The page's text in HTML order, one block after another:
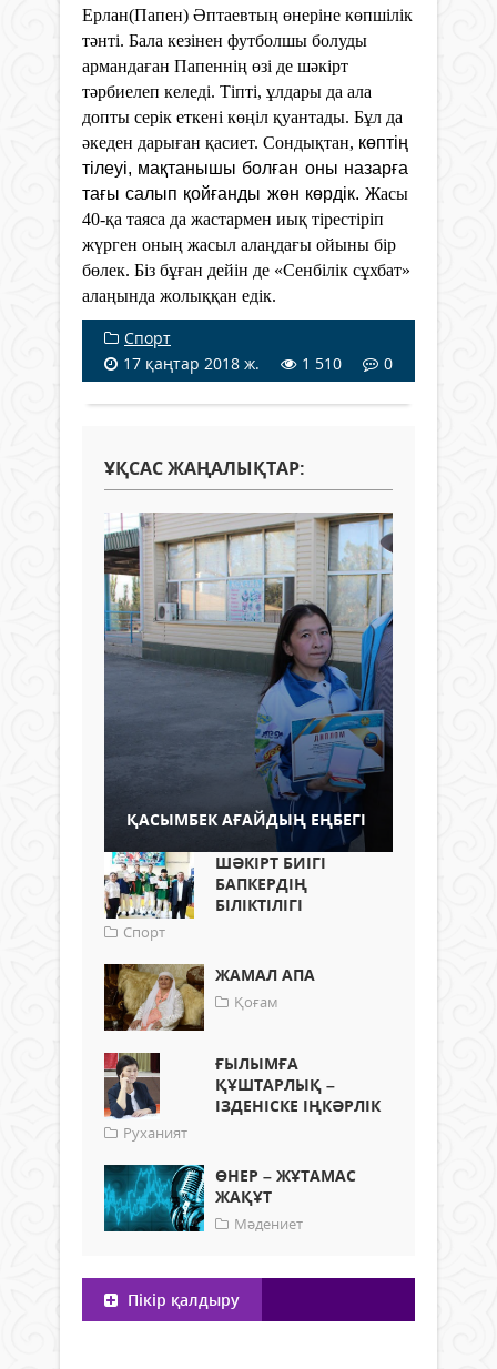
Ерлан(Папен) Әптаевтың өнеріне көпшілік
тәнті. Бала кезінен футболшы болуды
армандаған Папеннің өзі де шәкірт
тәрбиелеп келеді. Тіпті, ұлдары да ала
допты серік еткені көңіл қуантады. Бұл да
әкеден дарыған қасиет. Сондықтан, көптің
тілеуі, мақтанышы болған оны назарға
тағы салып қойғанды жөн көрдік. Жасы
40-қа таяса да жастармен иық тірестіріп
жүрген оның жасыл алаңдағы ойыны бір
бөлек. Біз бұған дейін де «Сенбілік сұхбат»
алаңында жолыққан едік.
Спорт
17 қаңтар 2018 ж.
1 510 0
ҰҚСАС ЖАҢАЛЫҚТАР:
ҚАСЫМБЕК АҒАЙДЫҢ ЕҢБЕГІ
ШӘКІРТ БИІГІ
БАПКЕРДІҢ
БІЛІКТІЛІГІ
Спорт
ЖАМАЛ АПА
Қоғам
ҒЫЛЫМҒА
ҚҰШТАРЛЫҚ –
ІЗДЕНІСКЕ ІҢКӘРЛІК
Руханият
ӨНЕР – ЖҰТАМАС
ЖАҚҰТ
Мәдениет
Пікір қалдыру